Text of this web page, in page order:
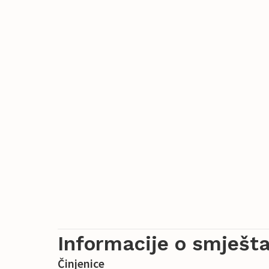
Informacije o
Činjenice